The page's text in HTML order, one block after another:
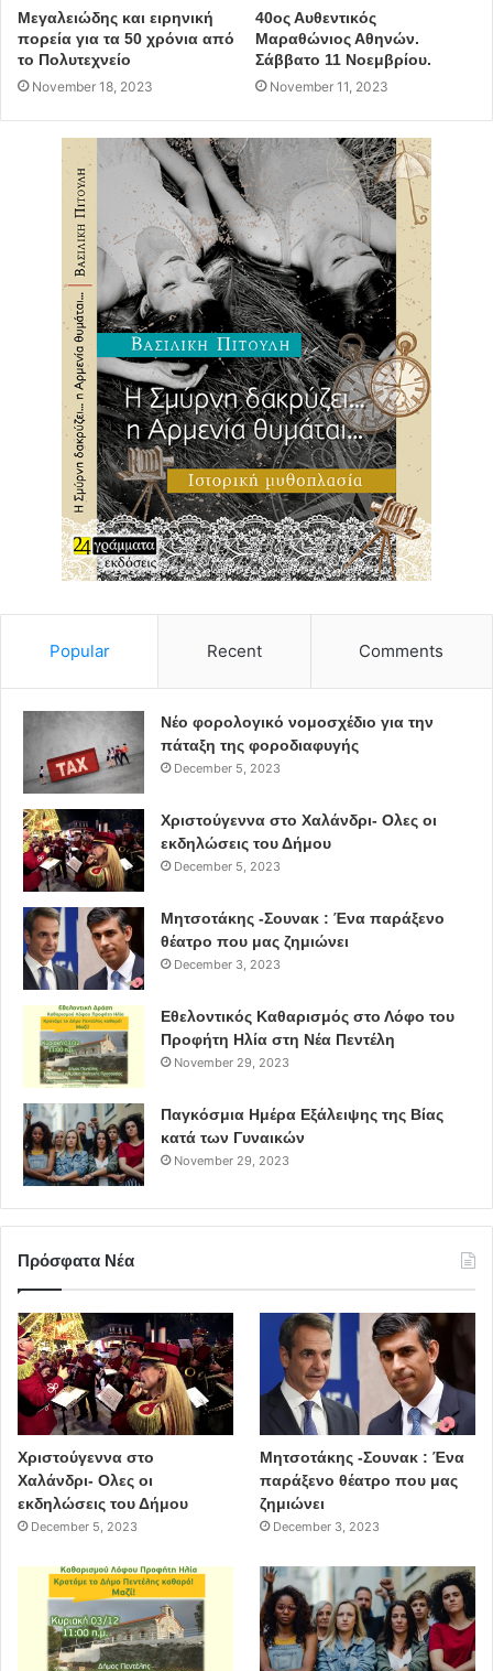
Μεγαλειώδης και ειρηνική
πορεία για τα 50 χρόνια από
το Πολυτεχνείο
November 18, 2023
40ος Αυθεντικός
Μαραθώνιος Αθηνών.
Σάββατο 11 Νοεμβρίου.
November 11, 2023
Popular Recent Comments
Νέο φορολογικό νομοσχέδιο για την
πάταξη της φοροδιαφυγής
December 5, 2023
Χριστούγεννα στο Χαλάνδρι- Ολες οι
εκδηλώσεις του Δήμου
December 5, 2023
Μητσοτάκης -Σουνακ : Ένα παράξενο
θέατρο που μας ζημιώνει
December 3, 2023
Εθελοντικός Καθαρισμός στο Λόφο του
Προφήτη Ηλία στη Νέα Πεντέλη
November 29, 2023
Παγκόσμια Ημέρα Εξάλειψης της Βίας
κατά των Γυναικών
November 29, 2023
Πρόσφατα Νέα
Χριστούγεννα στο
Χαλάνδρι- Ολες οι
εκδηλώσεις του Δήμου
December 5, 2023
Μητσοτάκης -Σουνακ : Ένα
παράξενο θέατρο που μας
ζημιώνει
December 3, 2023